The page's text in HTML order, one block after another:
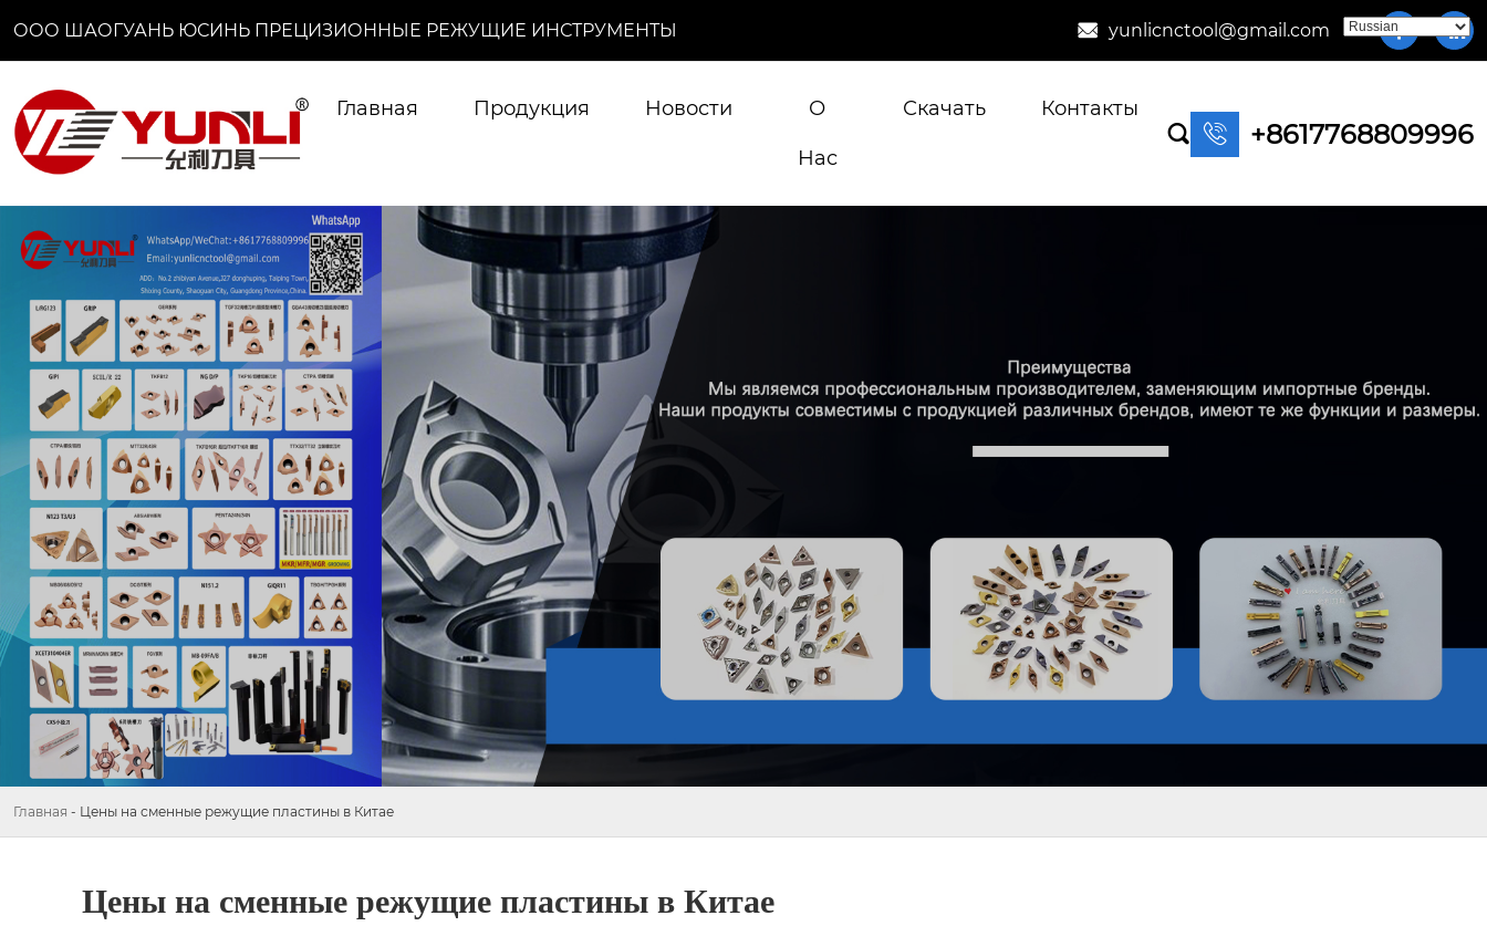
ООО ШАОГУАНЬ ЮСИНЬ ПРЕЦИЗИОННЫЕ РЕЖУЩИЕ ИНСТРУМЕНТЫ  yunlicnctool@gmail.com  
Главная Продукция Новости О
Нас
Скачать
Контакты
  +8617768809996
Главная - Цены на сменные режущие пластины в Китае
Цены на сменные режущие пластины в Китае